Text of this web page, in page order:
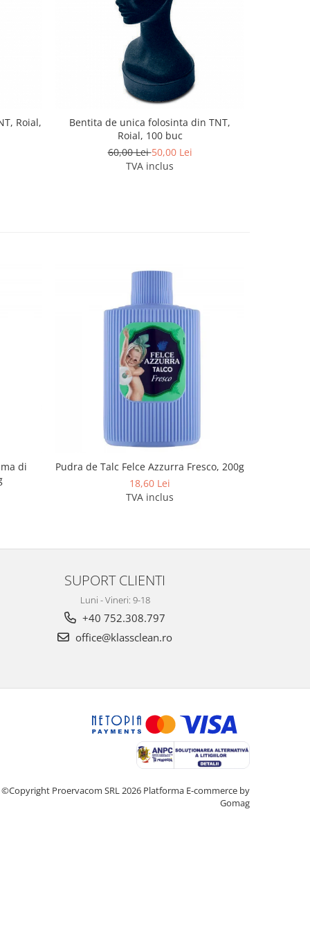
Roial,
Bentita de unica folosinta din TNT,
Roial, 100 buc
60,00 Lei50,00 Lei
TVA inclus
di
Pudra de Talc Felce Azzurra Fresco, 200g
18,60 Lei
TVA inclus
SUPORT CLIENTI
Luni - Vineri: 9-18
+40 752.308.797
office@klassclean.ro
©Copyright Proervacom SRL 2026 Platforma E-commerce by
Gomag